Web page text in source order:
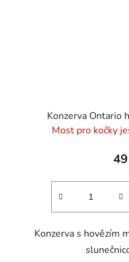
Konzerva Ontario
Most pro kočky
Konzerva s hovězím